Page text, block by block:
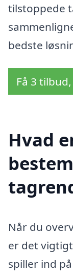
tilstoppede
bedste
Få 3
Hvad
Når du
er det
spiller ind